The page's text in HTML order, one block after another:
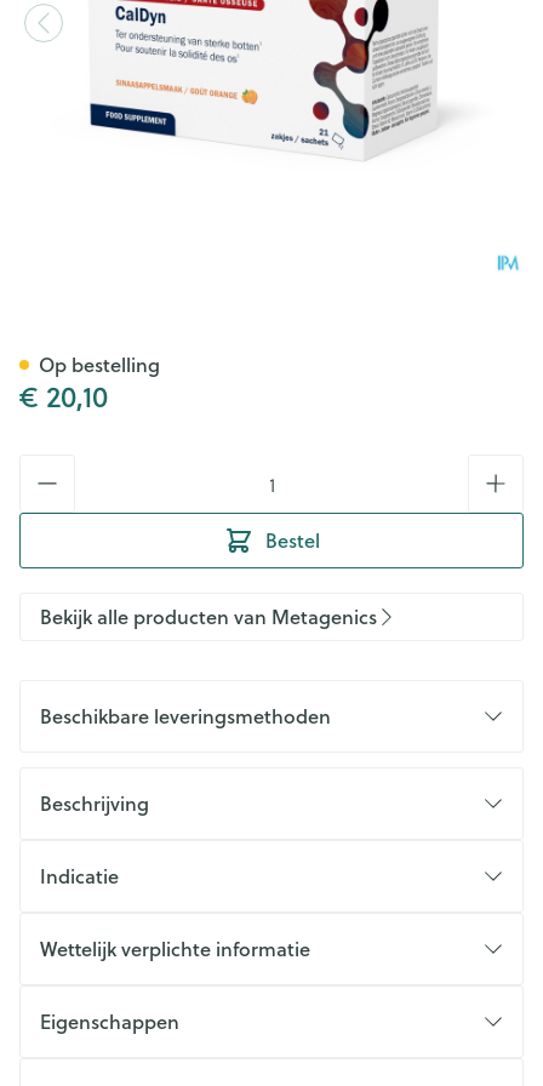
€ 20,10
Bestel
Op bestelling
Bekijk alle producten van Metagenics
Beschikbare leveringsmethoden
Beschrijving
Indicatie
Wettelijk verplichte informatie
Eigenschappen